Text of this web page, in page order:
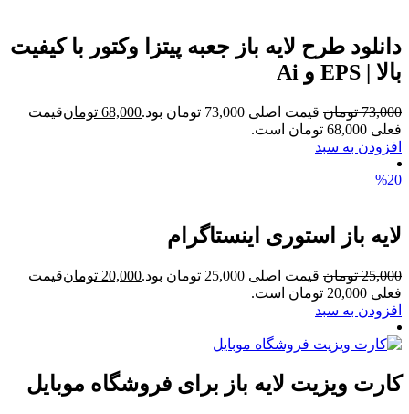
دانلود طرح لایه باز جعبه پیتزا وکتور با کیفیت
بالا | EPS و Ai
73,000 تومان قیمت اصلی 73,000 تومان بود. 68,000 تومانقیمت
فعلی 68,000 تومان است.
افزودن به سبد
%20
لایه باز استوری اینستاگرام
25,000 تومان قیمت اصلی 25,000 تومان بود. 20,000 تومانقیمت
فعلی 20,000 تومان است.
افزودن به سبد
کارت ویزیت لایه باز برای فروشگاه موبایل